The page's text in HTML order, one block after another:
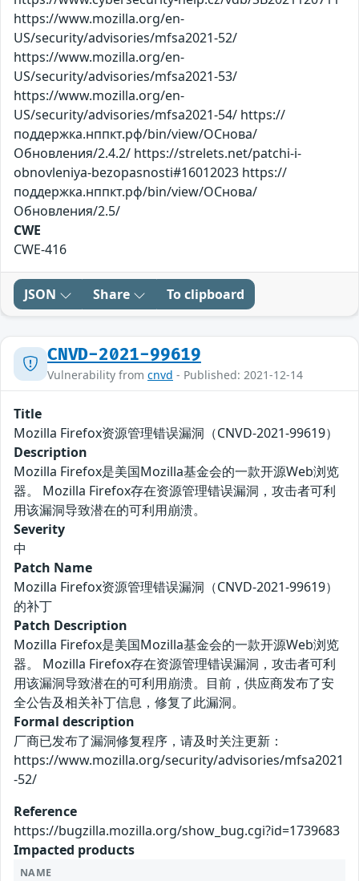
https://www.mozilla.org/en-
US/security/advisories/mfsa2021-52/
https://www.mozilla.org/en-
US/security/advisories/mfsa2021-53/
https://www.mozilla.org/en-
US/security/advisories/mfsa2021-54/ https://
поддержка.нппкт.рф/bin/view/ОСнова/
Обновления/2.4.2/ https://strelets.net/patchi-i-
obnovleniya-bezopasnosti#16012023 https://
поддержка.нппкт.рф/bin/view/ОСнова/
Обновления/2.5/
CWE
CWE-416
JSON Share To clipboard
CNVD-2021-99619
Vulnerability from cnvd - Published: 2021-12-14
Title
Mozilla Firefox资源管理错误漏洞（CNVD-2021-99619）
Description
Mozilla Firefox是美国Mozilla基金会的一款开源Web浏览
器。 Mozilla Firefox存在资源管理错误漏洞，攻击者可利
用该漏洞导致潜在的可利用崩溃。
Severity
中
Patch Name
Mozilla Firefox资源管理错误漏洞（CNVD-2021-99619）
的补丁
Patch Description
Mozilla Firefox是美国Mozilla基金会的一款开源Web浏览
器。 Mozilla Firefox存在资源管理错误漏洞，攻击者可利
用该漏洞导致潜在的可利用崩溃。目前，供应商发布了安
全公告及相关补丁信息，修复了此漏洞。
Formal description
厂商已发布了漏洞修复程序，请及时关注更新：
https://www.mozilla.org/security/advisories/mfsa2021
-52/
Reference
https://bugzilla.mozilla.org/show_bug.cgi?id=1739683
Impacted products
NAME